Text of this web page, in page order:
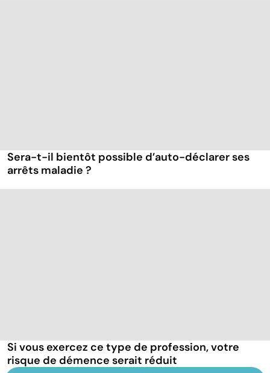
Sera-t-il bientôt possible d’auto-déclarer ses
arrêts maladie ?
Si vous exercez ce type de profession, votre
risque de démence serait réduit